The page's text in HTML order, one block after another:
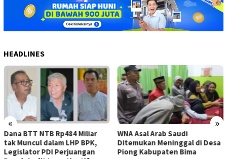
HEADLINES
« »
WNA Asal Arab Saudi
Ditemukan Meninggal di Desa
Piong Kabupaten Bima
Sejumlah Pekerja Dapur MBG
di Kabupaten Bima Dilaporkan
Positif Hepatitis, Puskesmas